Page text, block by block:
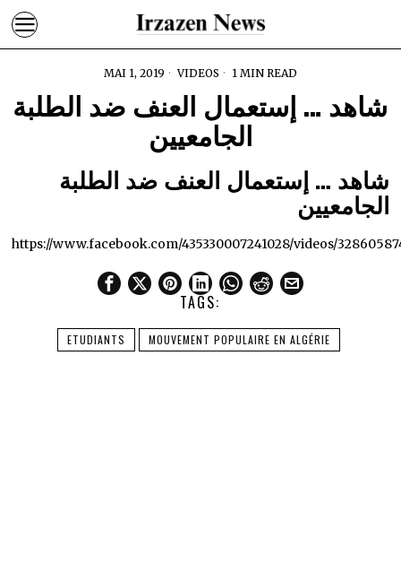
MAI 1, 2019 VIDEOS 1 MIN READ
شاهد … إستعمال العنف ضد الطلبة
الجامعيين
شاهد … إستعمال العنف ضد الطلبة
الجامعيين
https://www.facebook.com/435330007241028/videos/
TAGS:
ETUDIANTS MOUVEMENT POPULAIRE EN ALGÉRIE